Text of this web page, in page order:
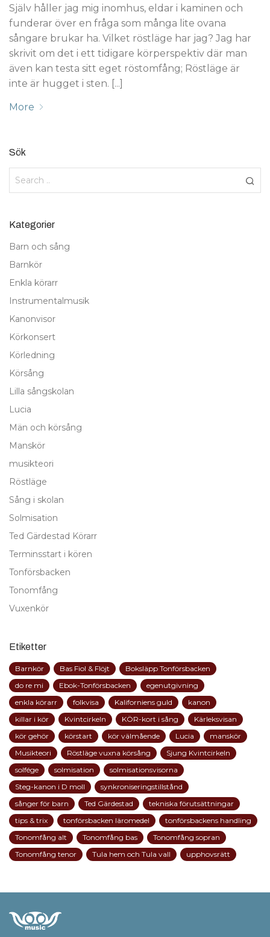
Själv håller jag mig inomhus, eldar i kaminen och
funderar över en fråga som många lite ovana
sångare brukar ha. Vilket röstläge har jag? Jag har
skrivit om det i ett tidigare körperspektiv där man
även kan testa sitt eget röstomfång; Röstläge är
inte är hugget i sten. [...]
More
Sök
Kategorier
Barn och sång
Barnkör
Enkla körarr
Instrumentalmusik
Kanonvisor
Körkonsert
Körledning
Körsång
Lilla sångskolan
Lucia
Män och körsång
Manskör
musikteori
Röstläge
Sång i skolan
Solmisation
Ted Gärdestad Körarr
Terminsstart i kören
Tonförsbacken
Tonomfång
Vuxenkör
Etiketter
Barnkör Bas Fiol & Flöjt
Boksläpp Tonförsbacken
do re mi
Ebok-Tonförsbacken
egenutgivning
enkla körarr
folkvisa Kaliforniens guld
kanon
killar i kör
Kvintcirkeln KÖR-kort i sång
Kärleksvisan
kör gehör
körstart kör välmående Lucia
manskör
Musikteori
Röstläge vuxna körsång
Sjung Kvintcirkeln
solfége
solmisation
solmisationsvisorna
Steg-kanon i D moll
synkroniseringstillstånd
sånger för barn
Ted Gärdestad
tekniska förutsättningar
tips & trix
tonförsbacken läromedel
tonförsbackens handling
Tonomfång alt
Tonomfång bas
Tonomfång sopran
Tonomfång tenor
Tula hem och Tula vall upphovsrätt